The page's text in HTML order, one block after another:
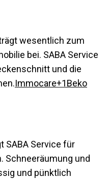
wesentlich zum
bei. SABA Service
und die
Immocare+1Beko
SABA Service für
Schneeräumung und
und pünktlich